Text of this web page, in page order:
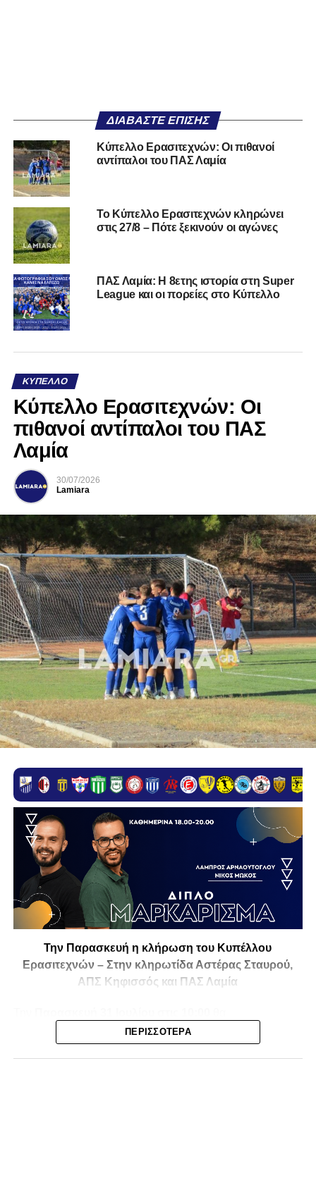
ΔΙΑΒΆΣΤΕ ΕΠΊΣΗΣ
Κύπελλο Ερασιτεχνών: Οι πιθανοί
αντίπαλοι του ΠΑΣ Λαμία
Το Κύπελλο Ερασιτεχνών κληρώνει
στις 27/8 – Πότε ξεκινούν οι αγώνες
ΠΑΣ Λαμία: Η 8ετης ιστορία στη Super
League και οι πορείες στο Κύπελλο
ΚΎΠΕΛΛΟ
Κύπελλο Ερασιτεχνών: Οι
πιθανοί αντίπαλοι του ΠΑΣ
Λαμία
30/07/2026
Lamiara
Την Παρασκευή η κλήρωση του Κυπέλλου
Ερασιτεχνών – Στην κληρωτίδα Αστέρας Σταυρού,
ΑΠΣ Κηφισσός και ΠΑΣ Λαμία
πραγματοποιηθεί στο ξενοδοχείοAthens Marriott
κλήρωση της1ης και 2ης φάσης του Κυπέλλου
ΠΕΡΙΣΣΌΤΕΡΑ